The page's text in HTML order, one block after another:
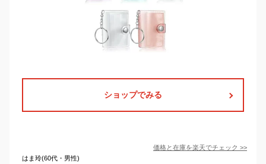
ショップでみる
価格と在庫を楽天でチェック >>
はま玲(60代・男性)